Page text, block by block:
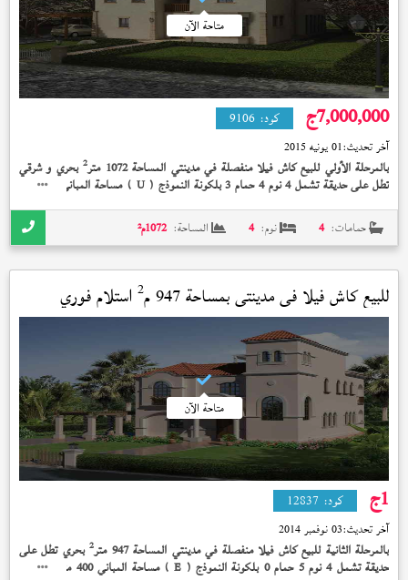
متاحة الآن
7,000,000ج كود: 9106
آخر تحديث:01 يونيه 2015
بالمرحلة الأولي للبيع كاش فيلا منفصلة في مدينتي المساحة 1072 متر 2بحري و شرقي
تطل على حديقة تشمل 4 نوم 4 حمام 3 بلكونة النموذج ( U ) مساحة المباني 454 متر 2
حمامات: 4 نوم: 4 المساحة: 1072م²
للبيع كاش فيلا فيمدينتيبمساحة 947 م 2 استلام فوري
متاحة الآن
1ج كود: 12837
آخر تحديث:03 نوفمبر 2014
بالمرحلة الثانية للبيع كاش فيلا منفصلة في مدينتي المساحة 947 متر 2بحري تطل على
حديقة تشمل 4 نوم 5 حمام 0 بلكونة النموذج ( E) مساحة المباني 400 متر تشطيب